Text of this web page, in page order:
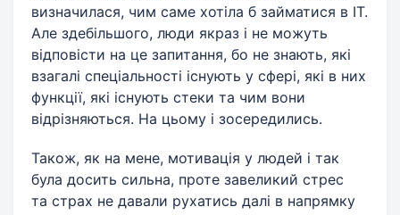
визначилася, чим саме хотіла б займатися в IT.
Але здебільшого, люди якраз і не можуть
відповісти на це запитання, бо не знають, які
взагалі спеціальності існують у сфері, які в них
функції, які існують стеки та чим вони
відрізняються. На цьому і зосередились.
Також, як на мене, мотивація у людей і так
була досить сильна, проте завеликий стрес
та страх не давали рухатись далі в напрямку